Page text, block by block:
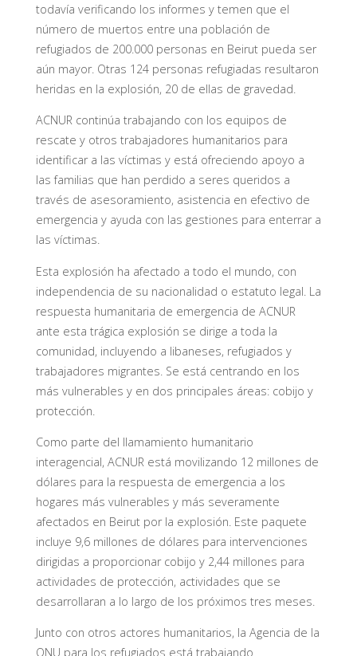
todavía verificando los informes y temen que el
número de muertos entre una población de
refugiados de 200.000 personas en Beirut pueda ser
aún mayor. Otras 124 personas refugiadas resultaron
heridas en la explosión, 20 de ellas de gravedad.
ACNUR continúa trabajando con los equipos de
rescate y otros trabajadores humanitarios para
identificar a las víctimas y está ofreciendo apoyo a
las familias que han perdido a seres queridos a
través de asesoramiento, asistencia en efectivo de
emergencia y ayuda con las gestiones para enterrar a
las víctimas.
Esta explosión ha afectado a todo el mundo, con
independencia de su nacionalidad o estatuto legal. La
respuesta humanitaria de emergencia de ACNUR
ante esta trágica explosión se dirige a toda la
comunidad, incluyendo a libaneses, refugiados y
trabajadores migrantes. Se está centrando en los
más vulnerables y en dos principales áreas: cobijo y
protección.
Como parte del llamamiento humanitario
interagencial, ACNUR está movilizando 12 millones de
dólares para la respuesta de emergencia a los
hogares más vulnerables y más severamente
afectados en Beirut por la explosión. Este paquete
incluye 9,6 millones de dólares para intervenciones
dirigidas a proporcionar cobijo y 2,44 millones para
actividades de protección, actividades que se
desarrollaran a lo largo de los próximos tres meses.
Junto con otros actores humanitarios, la Agencia de la
ONU para los refugiados está trabajando